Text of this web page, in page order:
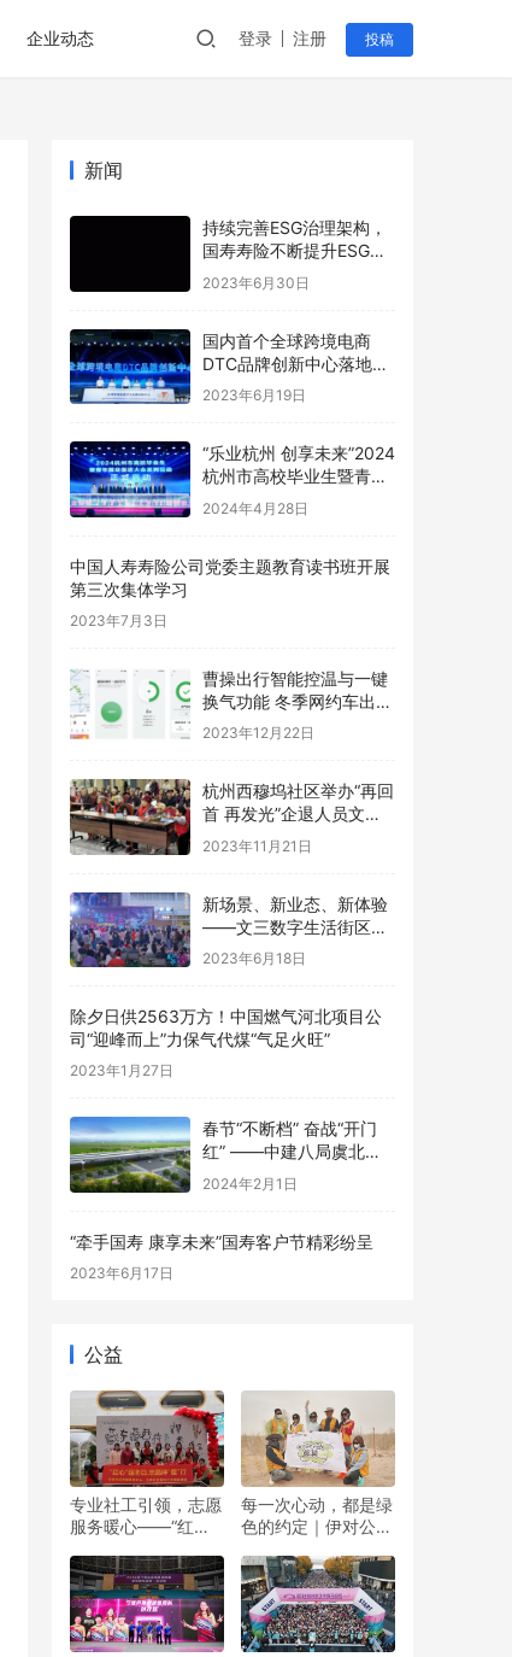
企业动态 登录 注册 投稿
新闻
持续完善ESG治理架构，
国寿寿险不断提升ESG管
理水平
2023年6月30日
国内首个全球跨境电商
DTC品牌创新中心落地菜
鸟智谷
2023年6月19日
“乐业杭州 创享未来”2024
杭州市高校毕业生暨青年
就业促进大会圆满举行
2024年4月28日
中国人寿寿险公司党委主题教育读书班开展
第三次集体学习
2023年7月3日
曹操出行智能控温与一键
换气功能 冬季网约车出行
的温暖与舒适之选
2023年12月22日
杭州西穆坞社区举办“再回
首 再发光”企退人员文艺
汇演
2023年11月21日
新场景、新业态、新体验
——文三数字生活街区数
字国潮市集沉浸式演绎夜
游新活力
2023年6月18日
除夕日供2563万方！中国燃气河北项目公
司“迎峰而上”力保气代煤“气足火旺”
2023年1月27日
春节“不断档” 奋战“开门
红” ——中建八局虞北项
目加速建设迎新春
2024年2月1日
“牵手国寿 康享未来”国寿客户节精彩纷呈
2023年6月17日
公益
专业社工引领，志愿
服务暖心——“红心”
每一次心动，都是绿
色的约定｜伊对公益
双向奔赴